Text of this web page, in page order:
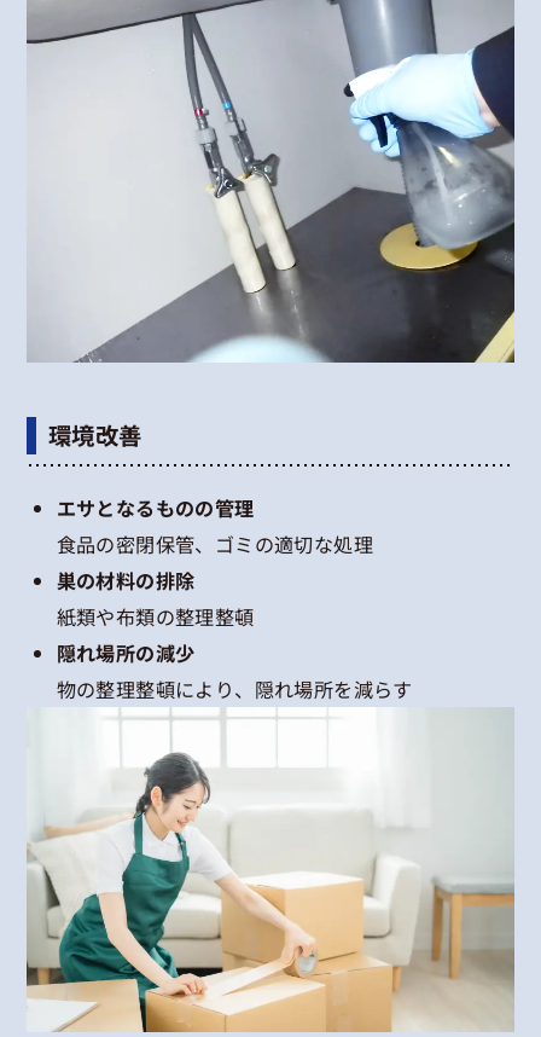
環境改善
エサとなるものの管理
食品の密閉保管、ゴミの適切な処理
巣の材料の排除
紙類や布類の整理整頓
隠れ場所の減少
物の整理整頓により、隠れ場所を減らす